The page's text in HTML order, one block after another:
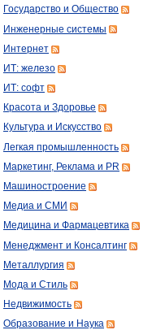
Государство и Общество
Инженерные системы
Интернет
ИТ: железо
ИТ: софт
Красота и Здоровье
Культура и Искусство
Легкая промышленность
Маркетинг, Реклама и PR
Машиностроение
Медиа и СМИ
Медицина и Фармацевтика
Менеджмент и Консалтинг
Металлургия
Мода и Стиль
Недвижимость
Образование и Наука